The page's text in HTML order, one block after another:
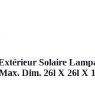
Solaire
Dim. 26l X 26l X